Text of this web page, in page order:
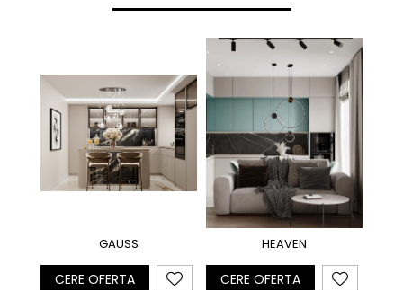
GAUSS
CERE OFERTA
HEAVEN
CERE OFERTA